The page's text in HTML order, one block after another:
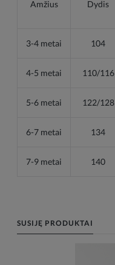
Amžius Dydis
3-4 metai 104
4-5 metai 110/116
5-6 metai 122/128
6-7 metai 134
7-9 metai 140
SUSIJĘ PRODUKTAI